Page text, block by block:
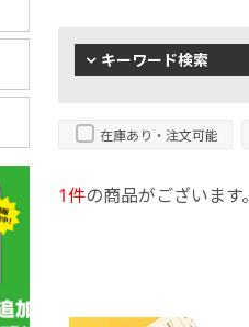
キーワード検索
在庫あり・注文可能
1件の商品がございます。